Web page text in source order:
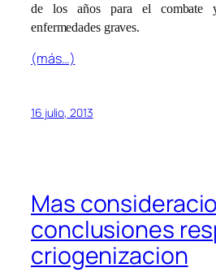
de los años para el combate
enfermedades graves.
(más…)
16 julio, 2013
Mas
conclusiones
criogenizacion